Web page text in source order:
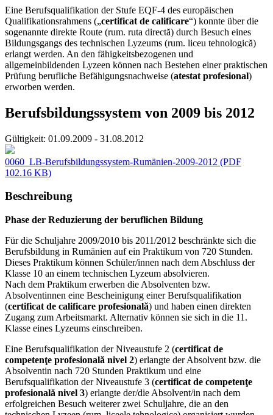
Eine Berufsqualifikation der Stufe EQF-4 des europäischen
Qualifikationsrahmens („certificat de calificare“) konnte über die
sogenannte direkte Route (rum. ruta directă) durch Besuch eines
Bildungsgangs des technischen Lyzeums (rum. liceu tehnologică)
erlangt werden. An den fähigkeitsbezogenen und
allgemeinbildenden Lyzeen können nach Bestehen einer praktischen
Prüfung berufliche Befähigungsnachweise (atestat profesional)
erworben werden.
Berufsbildungssystem von 2009 bis 2012
Gültigkeit: 01.09.2009 - 31.08.2012
0060_LB-Berufsbildungssystem-Rumänien-2009-2012 (PDF
102.16 KB)
Beschreibung
Phase der Reduzierung der beruflichen Bildung
Für die Schuljahre 2009/2010 bis 2011/2012 beschränkte sich die
Berufsbildung in Rumänien auf ein Praktikum von 720 Stunden.
Dieses Praktikum können Schüler/innen nach dem Abschluss der
Klasse 10 an einem technischen Lyzeum absolvieren.
Nach dem Praktikum erwerben die Absolventen bzw.
Absolventinnen eine Bescheinigung einer Berufsqualifikation
(certificat de calificare profesională) und haben einen direkten
Zugang zum Arbeitsmarkt. Alternativ können sie sich in die 11.
Klasse eines Lyzeums einschreiben.
Eine Berufsqualifikation der Niveaustufe 2 (certificat de
competenţe profesională nivel 2) erlangte der Absolvent bzw. die
Absolventin nach 720 Stunden Praktikum und eine
Berufsqualifikation der Niveaustufe 3 (certificat de competenţe
profesională nivel 3) erlangte der/die Absolvent/in nach dem
erfolgreichen Besuch weiterer zwei Schuljahre, die an den